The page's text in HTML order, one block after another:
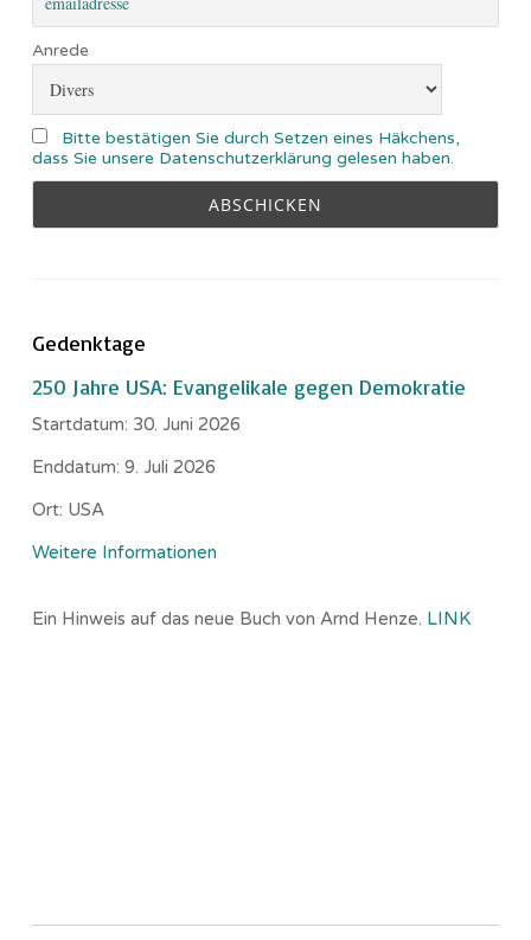
Anrede
Bitte bestätigen Sie durch Setzen eines Häkchens,
dass Sie unsere Datenschutzerklärung gelesen haben.
Gedenktage
250 Jahre USA: Evangelikale gegen Demokratie
Startdatum: 30. Juni 2026
Enddatum: 9. Juli 2026
Ort: USA
Weitere Informationen
Ein Hinweis auf das neue Buch von Arnd Henze. LINK